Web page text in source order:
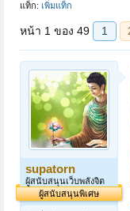
แท็ก: เพิ่มแท็ก
supatorn
ผู้สนับสนุนเว็บพลังจิต
ผู้สนับสนุนพิเศษ